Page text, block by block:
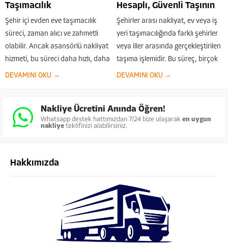
Taşımacılık
Şehir içi evden eve taşımacılık
süreci, zaman alıcı ve zahmetli
olabilir. Ancak asansörlü nakliyat
hizmeti, bu süreci daha hızlı, daha
güvenli ve daha sorunsuz hale
sunduğumuz asansörlü...
DEVAMINI OKU →
Hesaplı, Güvenli Taşının
Şehirler arası nakliyat, ev veya iş
yeri taşımacılığında farklı şehirler
veya iller arasında gerçekleştirilen
taşıma işlemidir. Bu süreç, birçok
detayı içeren ve özenle
arası nakliyat hizmetinde
profesyonel...
DEVAMINI OKU →
Nakliye Ücretini Anında Öğren!
Whatsapp destek hattımızdan 7/24 bize ulaşarak en uygun
nakliye teklifinizi alabilirsiniz.
Hakkımızda